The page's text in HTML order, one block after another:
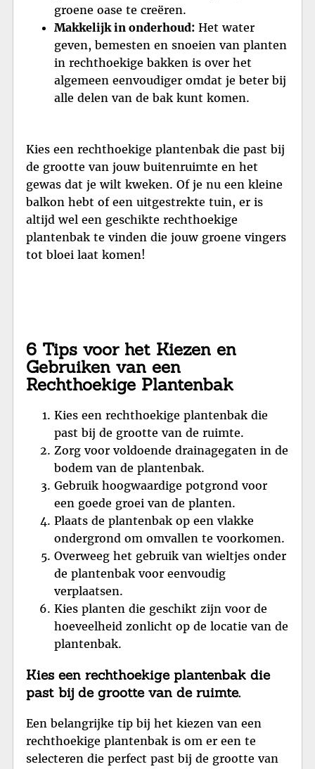
groene oase te creëren.
Makkelijk in onderhoud: Het water
geven, bemesten en snoeien van planten
in rechthoekige bakken is over het
algemeen eenvoudiger omdat je beter bij
alle delen van de bak kunt komen.
Kies een rechthoekige plantenbak die past bij
de grootte van jouw buitenruimte en het
gewas dat je wilt kweken. Of je nu een kleine
balkon hebt of een uitgestrekte tuin, er is
altijd wel een geschikte rechthoekige
plantenbak te vinden die jouw groene vingers
tot bloei laat komen!
6 Tips voor het Kiezen en
Gebruiken van een
Rechthoekige Plantenbak
Kies een rechthoekige plantenbak die
past bij de grootte van de ruimte.
Zorg voor voldoende drainagegaten in de
bodem van de plantenbak.
Gebruik hoogwaardige potgrond voor
een goede groei van de planten.
Plaats de plantenbak op een vlakke
ondergrond om omvallen te voorkomen.
Overweeg het gebruik van wieltjes onder
de plantenbak voor eenvoudig
verplaatsen.
Kies planten die geschikt zijn voor de
hoeveelheid zonlicht op de locatie van de
plantenbak.
Kies een rechthoekige plantenbak die
past bij de grootte van de ruimte.
Een belangrijke tip bij het kiezen van een
rechthoekige plantenbak is om er een te
selecteren die perfect past bij de grootte van